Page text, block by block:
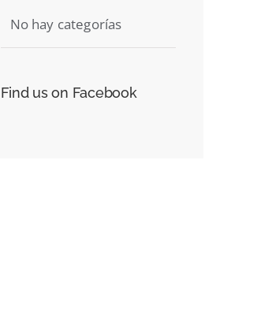
No hay categorías
Find us on Facebook